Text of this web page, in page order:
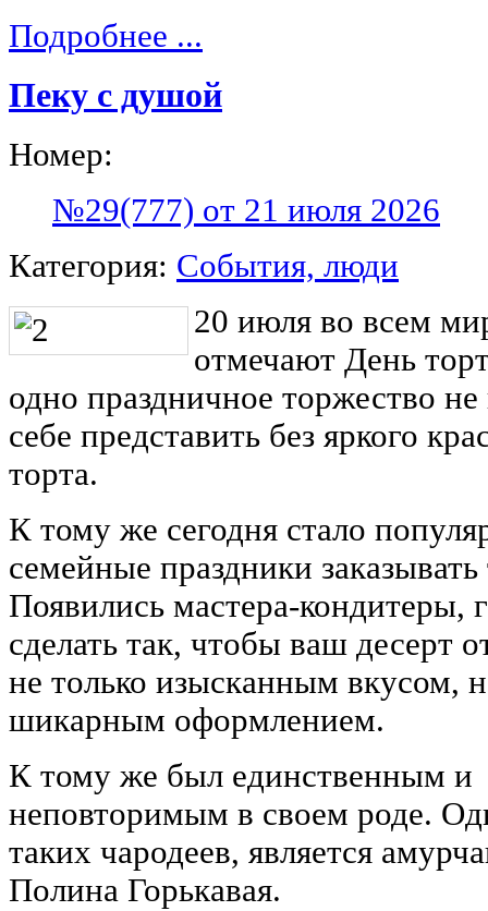
Подробнее ...
Пеку с душой
Номер:
№29(777) от 21 июля 2026
Категория: События, люди
20 июля во всем
отмечают День
одно праздничное торжество
себе представить без яркого
торта.
К тому же сегодня стало
семейные праздники
Появились мастера-кондитеры,
сделать так, чтобы ваш десерт
не только изысканным вкусом,
шикарным оформлением.
К тому же был единственным и
неповторимым в своем роде.
таких чародеев, является
Полина Горькавая.